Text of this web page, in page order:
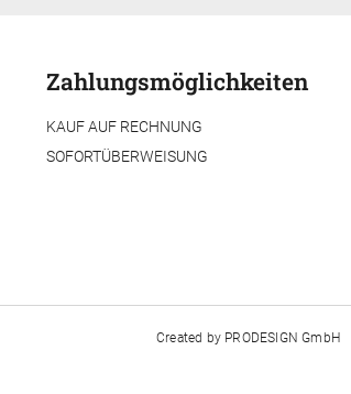
Zahlungsmöglichkeiten
KAUF AUF RECHNUNG
SOFORTÜBERWEISUNG
Created by PRODESIGN GmbH